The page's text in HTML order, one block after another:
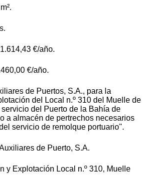
€/año.
€/año.
de Puertos, S.A., para la
del Local n.º 310 del Muelle de
servicio del Puerto de la Bahía de
a almacén de pertrechos necesarios
servicio de remolque portuario".
de Puerto, S.A.
y Explotación Local n.º 310, Muelle